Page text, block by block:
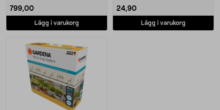
799,00
Lägg i varukorg
24,90
Lägg i varukorg